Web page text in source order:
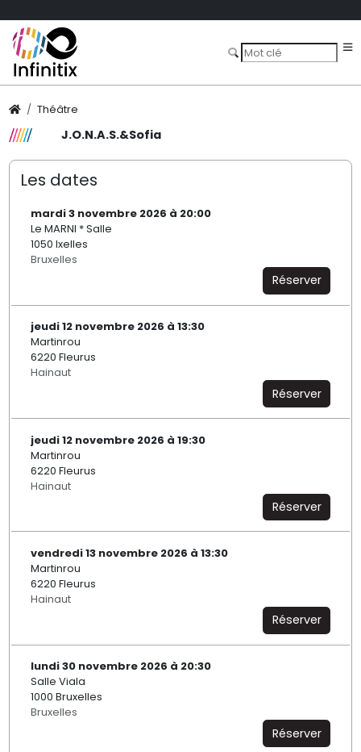
Théâtre
J.O.N.A.S.&Sofia
Les dates
mardi 3 novembre 2026 à 20:00
Le MARNI * Salle
1050 Ixelles
Bruxelles
Réserver
jeudi 12 novembre 2026 à 13:30
Martinrou
6220 Fleurus
Hainaut
Réserver
jeudi 12 novembre 2026 à 19:30
Martinrou
6220 Fleurus
Hainaut
Réserver
vendredi 13 novembre 2026 à 13:30
Martinrou
6220 Fleurus
Hainaut
Réserver
lundi 30 novembre 2026 à 20:30
Salle Viala
1000 Bruxelles
Bruxelles
Réserver